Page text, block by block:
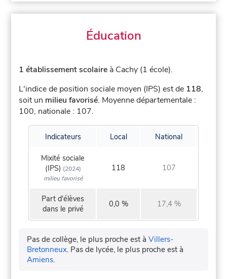
Éducation
1 établissement scolaire à Cachy (1 école).
L'indice de position sociale moyen (IPS) est de 118,
soit un milieu favorisé. Moyenne départementale :
100, nationale : 107.
Indicateurs Local National
Mixité sociale
(IPS) (2024)
milieu favorisé
118 107
Part d'élèves
dans le privé
0,0 % 17,4 %
Pas de collège, le plus proche est àVillers-
Bretonneux. Pas de lycée, le plus proche est à
Amiens.